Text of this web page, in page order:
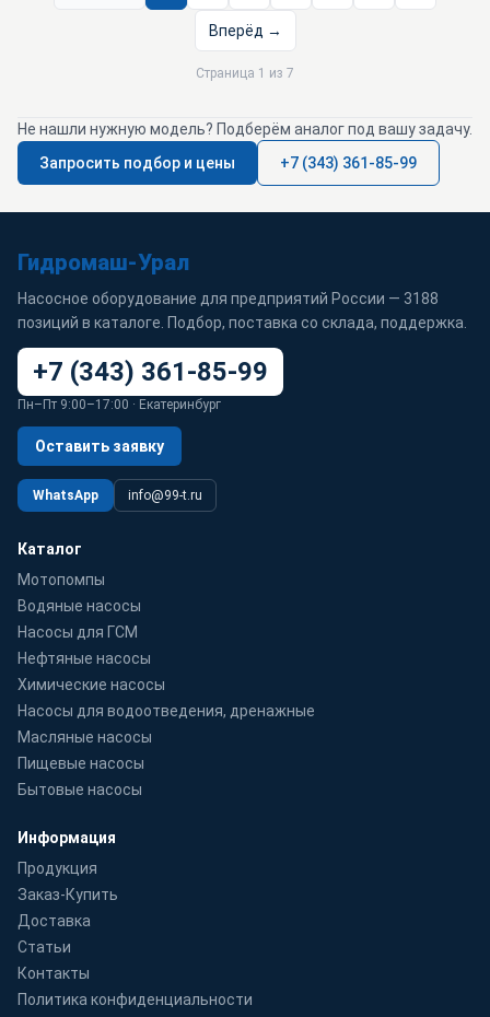
Вперёд →
Страница 1 из 7
Не нашли нужную модель? Подберём аналог под вашу задачу.
Запросить подбор и цены
+7 (343) 361-85-99
Гидромаш-Урал
Насосное оборудование для предприятий России — 3188
позиций в каталоге. Подбор, поставка со склада, поддержка.
+7 (343) 361-85-99
Пн–Пт 9:00–17:00 · Екатеринбург
Оставить заявку
WhatsApp info@99-t.ru
Каталог
Мотопомпы
Водяные насосы
Насосы для ГСМ
Нефтяные насосы
Химические насосы
Насосы для водоотведения, дренажные
Масляные насосы
Пищевые насосы
Бытовые насосы
Информация
Продукция
Заказ-Купить
Доставка
Статьи
Контакты
Политика конфиденциальности